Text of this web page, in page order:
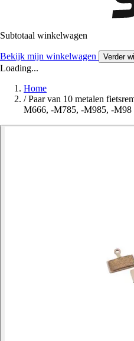
Subtotaal winkelwagen
Bekijk mijn winkelwagen Verder
Loading...
Home
/ Paar van 10 metalen
M666, -M785, -M985, -M98